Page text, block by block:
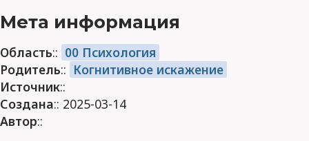
Мета информация
Область:: 00 Психология
Родитель:: Когнитивное искажение
Источник::
Создана:: 2025-03-14
Автор::